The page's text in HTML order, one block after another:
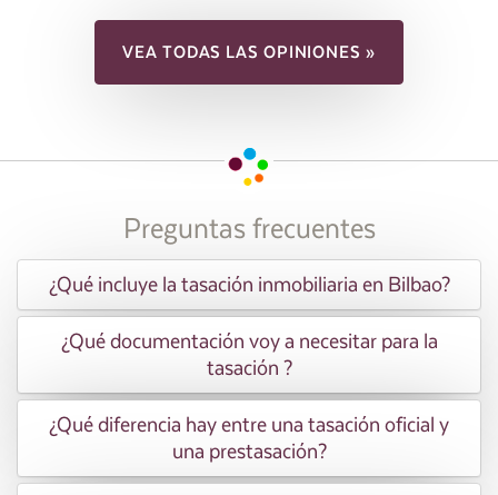
VEA TODAS LAS OPINIONES »
Preguntas frecuentes
¿Qué incluye la tasación inmobiliaria en Bilbao?
¿Qué documentación voy a necesitar para la
tasación ?
¿Qué diferencia hay entre una tasación oficial y
una prestasación?